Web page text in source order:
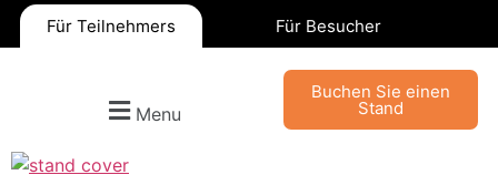
Für Teilnehmers Für Besucher
Menu
Buchen Sie einen
Stand